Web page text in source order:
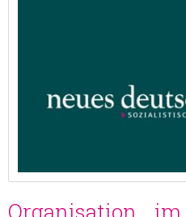
Organisation im